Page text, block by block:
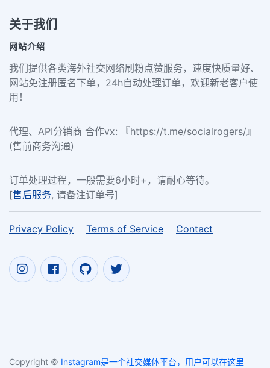
关于我们
网站介绍
我们提供各类海外社交网络刷粉点赞服务，速度快质量好、
网站免注册匿名下单，24h自动处理订单，欢迎新老客户使
用！
代理、API分销商 合作vx: 『https://t.me/socialrogers/』
(售前商务沟通)
订单处理过程，一般需要6小时+，请耐心等待。
[售后服务, 请备注订单号]
Privacy Policy Terms of Service Contact
Copyright © Instagram是一个社交媒体平台，用户可以在这里